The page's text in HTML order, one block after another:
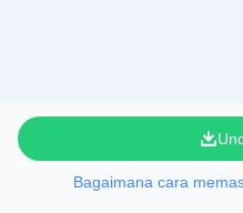
Bagaimana cara